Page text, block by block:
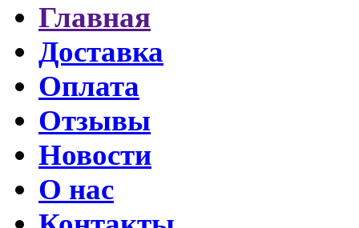
Главная
Доставка
Оплата
Отзывы
Новости
О нас